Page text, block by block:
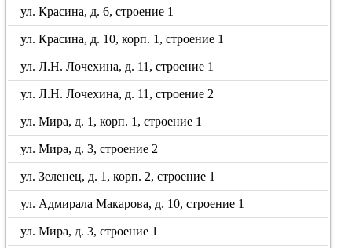
ул. Красина, д. 6, строение 1
ул. Красина, д. 10, корп. 1, строение 1
ул. Л.Н. Лочехина, д. 11, строение 1
ул. Л.Н. Лочехина, д. 11, строение 2
ул. Мира, д. 1, корп. 1, строение 1
ул. Мира, д. 3, строение 2
ул. Зеленец, д. 1, корп. 2, строение 1
ул. Адмирала Макарова, д. 10, строение 1
ул. Мира, д. 3, строение 1